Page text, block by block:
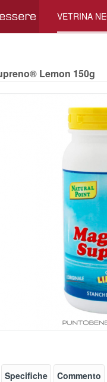
VETRINA
Lemon 150g
Specifiche Commento